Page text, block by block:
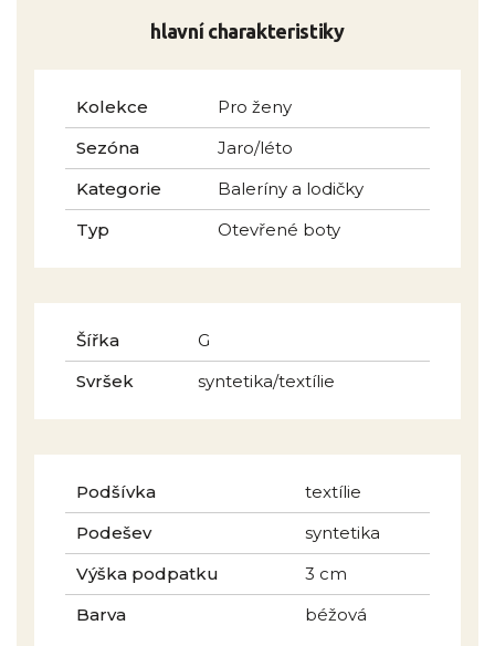
hlavní charakteristiky
Kolekce
Pro ženy
Sezóna
Jaro/léto
Kategorie
Baleríny a lodičky
Typ
Otevřené boty
Šířka
G
Svršek
syntetika/textílie
Podšívka
textílie
Podešev
syntetika
Výška podpatku
3 cm
Barva
béžová